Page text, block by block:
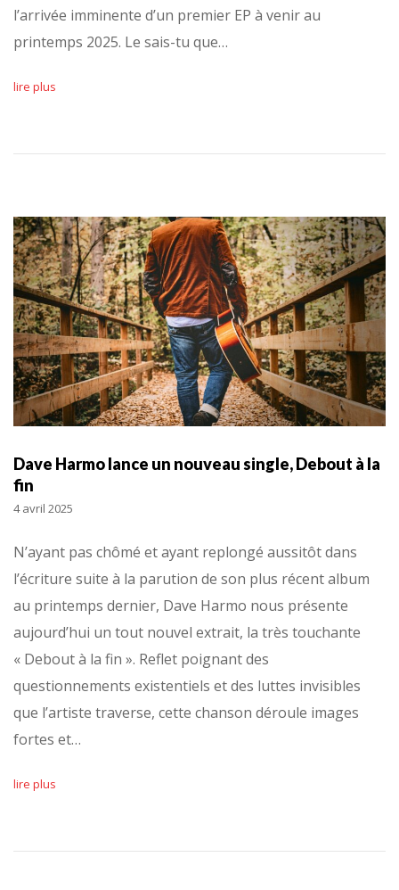
l’arrivée imminente d’un premier EP à venir au
printemps 2025. Le sais-tu que…
lire plus
Dave Harmo lance un nouveau single, Debout à la
fin
4 avril 2025
N’ayant pas chômé et ayant replongé aussitôt dans
l’écriture suite à la parution de son plus récent album
au printemps dernier, Dave Harmo nous présente
aujourd’hui un tout nouvel extrait, la très touchante
« Debout à la fin ». Reflet poignant des
questionnements existentiels et des luttes invisibles
que l’artiste traverse, cette chanson déroule images
fortes et…
lire plus